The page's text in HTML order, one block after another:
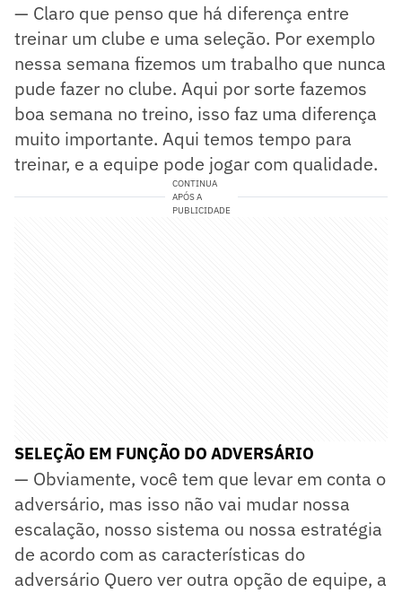
— Claro que penso que há diferença entre
treinar um clube e uma seleção. Por exemplo
nessa semana fizemos um trabalho que nunca
pude fazer no clube. Aqui por sorte fazemos
boa semana no treino, isso faz uma diferença
muito importante. Aqui temos tempo para
treinar, e a equipe pode jogar com qualidade.
CONTINUA
APÓS A
PUBLICIDADE
SELEÇÃO EM FUNÇÃO DO ADVERSÁRIO
— Obviamente, você tem que levar em conta o
adversário, mas isso não vai mudar nossa
escalação, nosso sistema ou nossa estratégia
de acordo com as características do
adversário Quero ver outra opção de equipe, a